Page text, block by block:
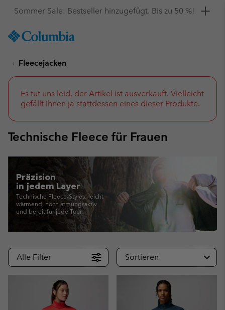
TO
SKIP
NAV
SKIP
TO
SEARCH
Hol dir einen 10 %-Gutschein
Fleecejacken
Es tut uns leid, der Artikel ist ausverkauft. Vielleicht
gefällt Ihnen ja stattdessen eines dieser Produkte.
Technische Fleece für Frauen
Präzision
in jedem Layer
Technische Fleece-Styles: leicht
wärmend, hoch atmungsaktiv
und bereit für jede Tour.
Alle Filter Sortieren